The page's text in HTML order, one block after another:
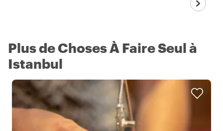
Plus de Choses À Faire Seul à
Istanbul